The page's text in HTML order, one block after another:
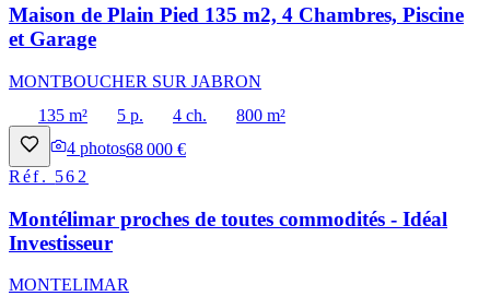
Maison de Plain Pied 135 m2, 4 Chambres, Piscine
et Garage
MONTBOUCHER SUR JABRON
135 m²
5 p. 4 ch.
800 m²
4 photos68 000 €
Réf. 562
Montélimar proches de toutes commodités - Idéal
Investisseur
MONTELIMAR